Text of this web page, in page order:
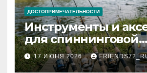
ДОСТОПРИМЕЧАТЕЛЬНОСТИ
Инструменты и
для спиннинговой
рыбалки:
типы
17 ИЮНЯ 2026